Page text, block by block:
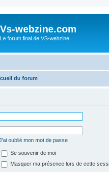
Vs-webzine.com
Le forum final de VS-webzine
du forum
oublié mon mot de passe
Se souvenir de moi
Masquer ma présence lors de cette